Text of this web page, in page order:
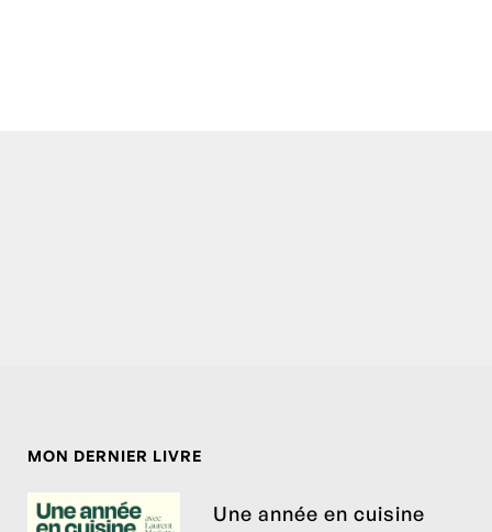
MON DERNIER LIVRE
Une année en cuisine